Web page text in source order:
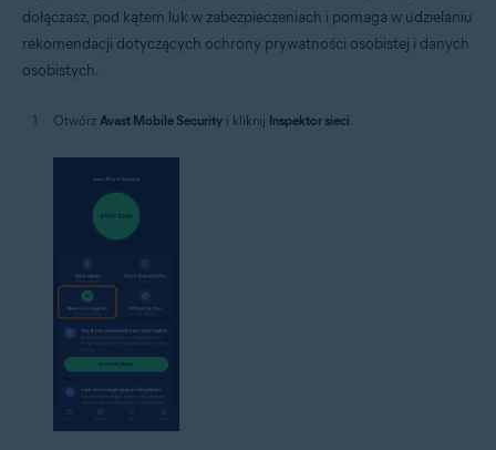
dołączasz, pod kątem luk w zabezpieczeniach i pomaga w udzielaniu
rekomendacji dotyczących ochrony prywatności osobistej i danych
osobistych.
Otwórz Avast Mobile Security i kliknij Inspektor sieci